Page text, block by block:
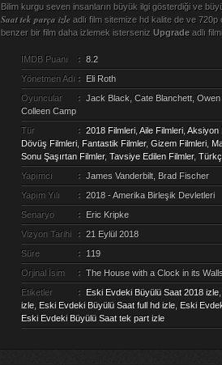
Bilim kurgu seven insanların büyük ilgi gösterdiği ve
Saat tek parça izleadlı film sitemize hd kalite de ve 720p
benzer bir film daha izlemek isterseniz Upgradeadlı
IMDB Puanı : 8.2
Yönetmen Adı :
Eli Roth
Oyuncular
: Jack Black, Cate Blanchett,
Colleen Camp
Tür
: 2018 Filmleri, Aile Filmleri, Aksiyon
Dövüş Filmleri, Fantastik Filmler, Gizem Filmleri,
Sonu Şaşırtan Filmler, Tavsiye Edilen Filmler,
Yapımcı
: James Vanderbilt, Brad Fischer
Yapım Yılı
: 2018 - Amerika Birleşik Devletleri
Senaryo
:
Eric Kripke
Vizyon Tarihi
: 21 Eylül 2018
Süre
: 119
Orjinal İsim
: The House with a Clock in its Walls
Etiketler
: Eski Evdeki Büyülü Saat 2018 izle,
izle, Eski Evdeki Büyülü Saat full hd izle, Eski
Eski Evdeki Büyülü Saat tek part izle